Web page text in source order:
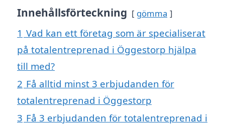
Innehållsförteckning gömma
1 Vad kan ett företag som är specialiserat
på totalentreprenad i Öggestorp hjälpa
till med?
2 Få alltid minst 3 erbjudanden för
totalentreprenad i Öggestorp
3 Få 3 erbjudanden för totalentreprenad i